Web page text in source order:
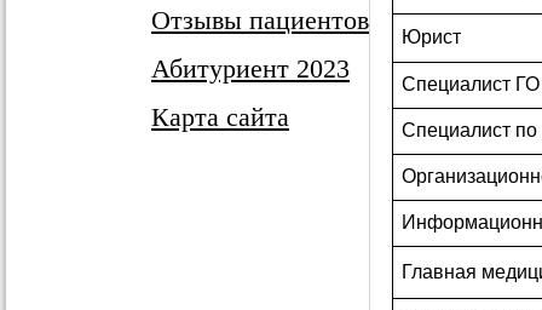
Отзывы пациентов
Абитуриент 2023
Карта сайта
Юрист
Специалист
Специалист по
Главная